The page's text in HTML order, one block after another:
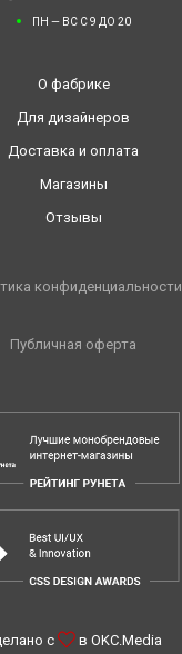
ПН — ВС С 9 ДО 20
О фабрике
Для дизайнеров
Доставка и оплата
Магазины
Отзывы
конфиденциальности
Публичная оферта
с в OKC.Media